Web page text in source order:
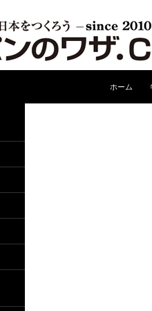
ホーム